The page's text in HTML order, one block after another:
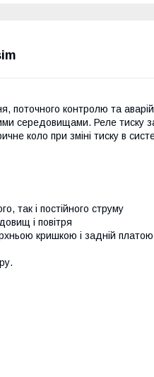
контролю та
середовищами. Реле тиску
коло при зміні тиску в
так і постійного струму
і повітря
кришкою і задній